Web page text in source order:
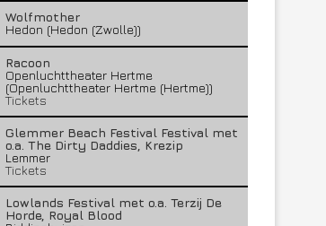
Wolfmother
Hedon (Hedon (Zwolle))
Racoon
Openluchttheater Hertme
(Openluchttheater Hertme (Hertme))
Tickets
Glemmer Beach Festival Festival met
o.a. The Dirty Daddies, Krezip
Lemmer
Tickets
Lowlands Festival met o.a. Terzij De
Horde, Royal Blood